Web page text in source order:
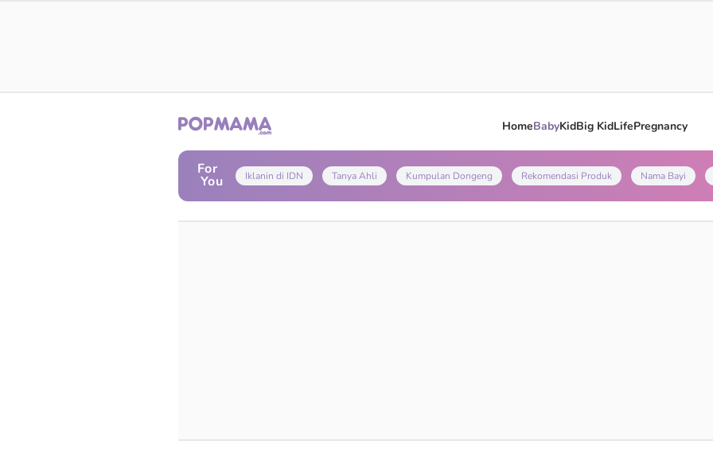
HomeBabyKidBig KidLifePregnancy
For
You Iklanin di IDN Tanya Ahli Kumpulan Dongeng Rekomendasi Produk Nama Bayi